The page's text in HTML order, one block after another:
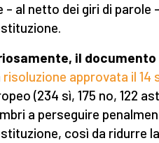
– al netto dei giri di parole
il
risoluzione approvata il 14
(234 sì, 175 no, 122
a perseguire
così da ridurre